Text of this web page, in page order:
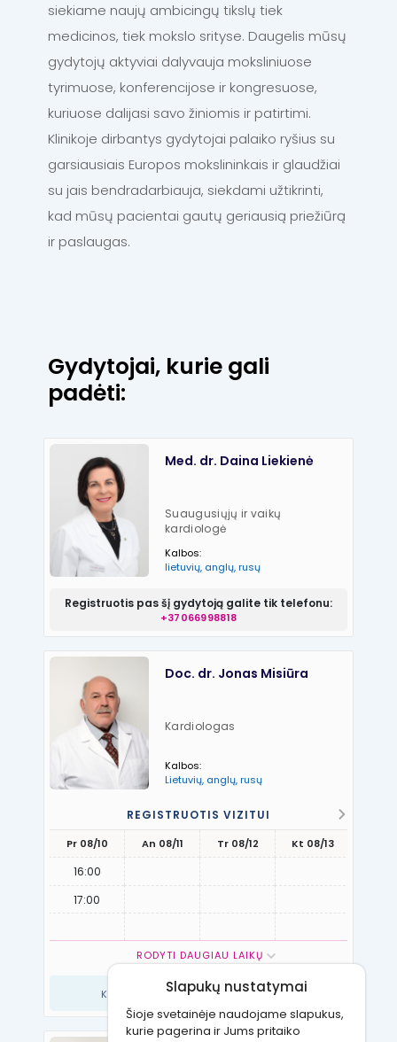
Slapukų nustatymai
Šioje svetainėje naudojame slapukus,
kurie pagerina ir Jums pritaiko
siekiame naujų ambicingų tikslų tiek
medicinos, tiek mokslo srityse. Daugelis mūsų
gydytojų aktyviai dalyvauja moksliniuose
tyrimuose, konferencijose ir kongresuose,
kuriuose dalijasi savo žiniomis ir patirtimi.
Klinikoje dirbantys gydytojai palaiko ryšius su
garsiausiais Europos mokslininkais ir glaudžiai
su jais bendradarbiauja, siekdami užtikrinti,
kad mūsų pacientai gautų geriausią priežiūrą
ir paslaugas.
Gydytojai, kurie gali
padėti:
Med. dr. Daina Liekienė
Suaugusiųjų ir vaikų
kardiologė
Kalbos:
lietuvių, anglų, rusų
Registruotis pas šį gydytoją galite tik telefonu:
+37066998818
Doc. dr. Jonas Misiūra
Kardiologas
Kalbos:
Lietuvių, anglų, rusų
REGISTRUOTIS VIZITUI
Pr 08/10
16:00
17:00
An 08/11 Tr 08/12 Kt 08/13
RODYTI DAUGIAU LAIKŲ
Kitų laikų teiraukitės: +37066998818